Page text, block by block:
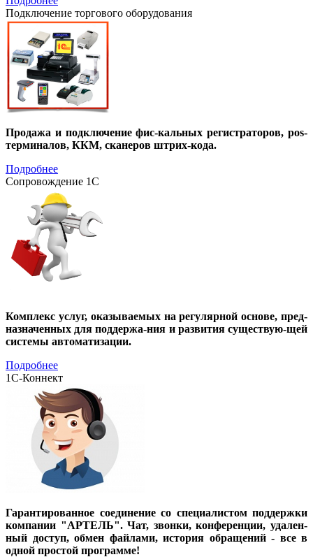
Подключение торгового оборудования
Продажа и подключение фис-кальных регистраторов, pos-
терминалов, ККМ, сканеров штрих-кода.
Подробнее
Сопровождение 1С
Комплекс услуг, оказываемых на регулярной основе, пред-
назначенных для поддержа-ния и развития существую-щей
системы автоматизации.
Подробнее
1С-Коннект
Гарантированное соединение со специалистом поддержки
компании "АРТЕЛЬ". Чат, звонки, конференции, удален-
ный доступ, обмен файлами, история обращений - все в
одной простой программе!